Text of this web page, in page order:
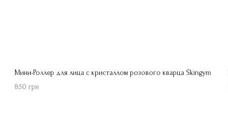
Мини-Роллер для лица с кристаллом розового кварца Skingym
850 грн